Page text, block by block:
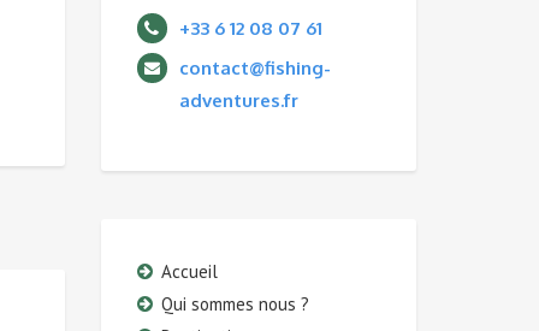
+33 6 12 08 07 61
contact@fishing-
adventures.fr
Accueil
Qui sommes nous ?